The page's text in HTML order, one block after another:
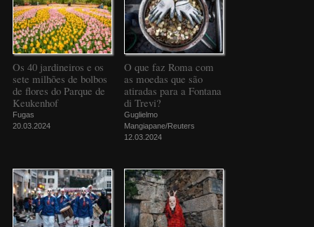
Os 40 jardineiros e os
sete milhões de bolbos
de flores do Parque de
Keukenhof
Fugas
20.03.2024
O que faz Roma com
as moedas que são
atiradas para a Fontana
di Trevi?
Guglielmo
Mangiapane/Reuters
12.03.2024